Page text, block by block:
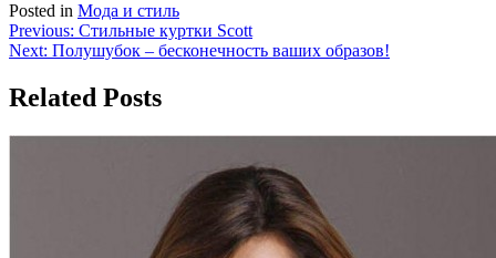
Posted in Мода и стиль
Навигация
по
записям
Previous: Стильные куртки Scott
Next: Полушубок – бесконечность ваших образов!
Related Posts